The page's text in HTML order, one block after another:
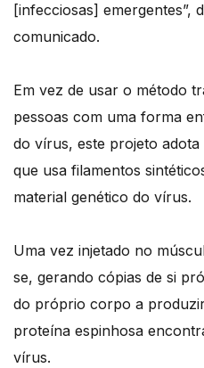
[infecciosas] emergentes”,
comunicado.
Em vez de usar o método
pessoas com uma forma
do vírus, este projeto
que usa filamentos
material genético do vírus.
Uma vez injetado no
se, gerando cópias de si
do próprio corpo a
proteína espinhosa
vírus.